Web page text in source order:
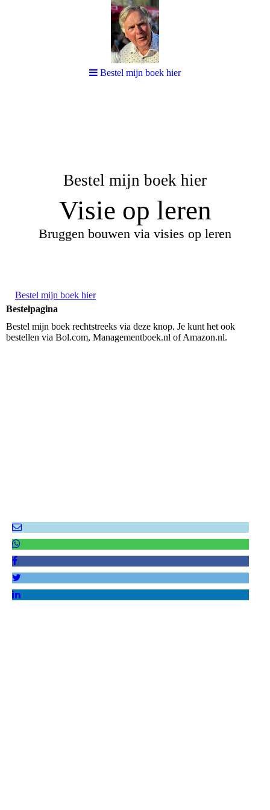
Bestel mijn boek hier
Visie op leren
Bruggen bouwen via visies op leren
Bestel mijn boek hier
Bestelpagina
Bestel mijn boek rechtstreeks via deze knop. Je kunt het ook
bestellen via Bol.com, Managementboek.nl of Amazon.nl.
Bestel mijn boek hier